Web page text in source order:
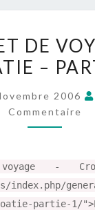
DE
VOYAGE
CROATIE
–
DE
–
2006
Commentaire
voyage -
index.php/
partie-1/